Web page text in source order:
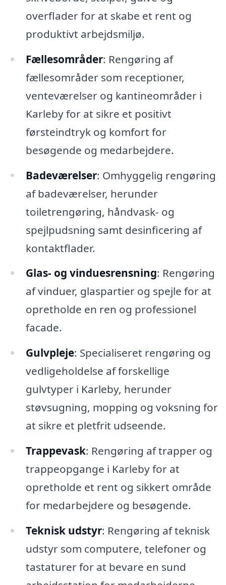
overflader for at skabe et rent og
produktivt arbejdsmiljø.
Fællesområder: Rengøring af
fællesområder som receptioner,
venteværelser og kantineområder i
Karleby for at sikre et positivt
førsteindtryk og komfort for
besøgende og medarbejdere.
Badeværelser: Omhyggelig rengøring
af badeværelser, herunder
toiletrengøring, håndvask- og
spejlpudsning samt desinficering af
kontaktflader.
Glas- og vinduesrensning: Rengøring
af vinduer, glaspartier og spejle for at
opretholde en ren og professionel
facade.
Gulvpleje: Specialiseret rengøring og
vedligeholdelse af forskellige
gulvtyper i Karleby, herunder
støvsugning, mopping og voksning for
at sikre et pletfrit udseende.
Trappevask: Rengøring af trapper og
trappeopgange i Karleby for at
opretholde et rent og sikkert område
for medarbejdere og besøgende.
Teknisk udstyr: Rengøring af teknisk
udstyr som computere, telefoner og
tastaturer for at bevare en sund